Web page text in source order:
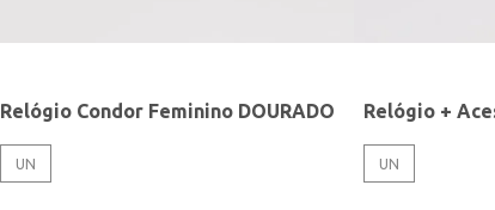
Relógio Condor Feminino DOURADO
UN UN